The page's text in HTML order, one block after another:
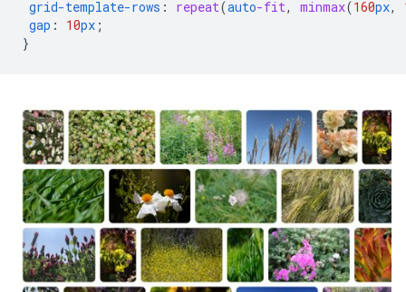
grid-template-rows : repeat(auto-fit, minmax(160px,
gap : 10px ;
}